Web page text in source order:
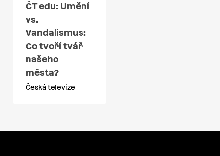
ČT edu: Umění
vs.
Vandalismus:
Co tvoří tvář
našeho
města?
Česká televize